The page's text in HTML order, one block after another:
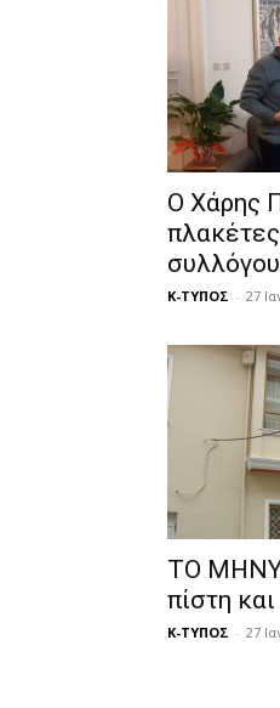
Ο Χάρης
Κ-ΤΥΠΟΣ - 27
ΤΟ
πίστη
Κ-ΤΥΠΟΣ - 27